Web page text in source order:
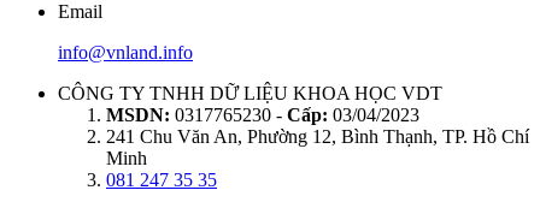
Email
info@vnland.info
CÔNG TY TNHH DỮ LIỆU KHOA HỌC VDT
MSDN: 0317765230 - Cấp: 03/04/2023
241 Chu Văn An, Phường 12, Bình Thạnh, TP. Hồ Chí
Minh
081 247 35 35